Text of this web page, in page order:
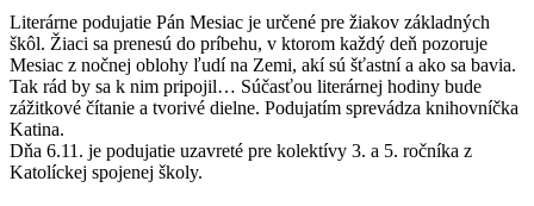
Literárne podujatie Pán Mesiac je určené pre žiakov základných
škôl. Žiaci sa prenesú do príbehu, v ktorom každý deň pozoruje
Mesiac z nočnej oblohy ľudí na Zemi, akí sú šťastní a ako sa bavia.
Tak rád by sa k nim pripojil… Súčasťou literárnej hodiny bude
zážitkové čítanie a tvorivé dielne. Podujatím sprevádza knihovníčka
Katina.
Dňa 6.11. je podujatie uzavreté pre kolektívy 3. a 5. ročníka z
Katolíckej spojenej školy.